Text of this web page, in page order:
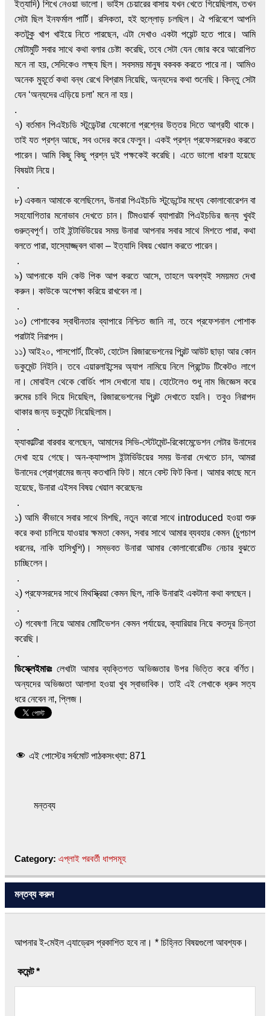
ইত্যাদি) শিখে নেওয়া ভালো। ভাইস চেয়ারের বাসায় যখন খেতে গিয়েছিলাম, তখন
সেটা ছিল ইনফর্মাল পার্টি। রসিকতা, হই হুল্লোড় চলছিল। ঐ পরিবেশে আপনি
কতটুকু খাপ খাইয়ে নিতে পারছেন, এটা দেখাও একটা পয়েন্ট হতে পারে। আমি
মোটামুটি সবার সাথে কথা বলার চেষ্টা করেছি, তবে সেটা যেন জোর করে আরোপিত
মনে না হয়, সেদিকেও লক্ষ্য ছিল। সবসময় মানুষ বকবক করতে পারে না। আমিও
অনেক মুহূর্তে কথা বন্ধ রেখে বিশ্রাম নিয়েছি, অন্যদের কথা শুনেছি। কিন্তু সেটা
যেন ‘অন্যদের এড়িয়ে চলা’ মনে না হয়।
.
৭) বর্তমান পিএইচডি স্টুডেন্টরা যেকোনো প্রশ্নের উত্তর দিতে আগ্রহী থাকে।
তাই যত প্রশ্ন আছে, সব ওদের করে ফেলুন। একই প্রশ্ন প্রফেসরদেরও করতে
পারেন। আমি কিছু কিছু প্রশ্ন দুই পক্ষকেই করেছি। এতে ভালো ধারণা হয়েছে
বিষয়টা নিয়ে।
.
৮) একজন আমাকে বলেছিলেন, উনারা পিএইচডি স্টুডেন্টের মধ্যে কোলাবোরেশন বা
সহযোগিতার মনোভাব দেখতে চান। টিমওয়ার্ক ব্যাপারটা পিএইচডির জন্য খুবই
গুরুত্বপূর্ণ। তাই ইন্টার্ভিউয়ের সময় উনারা আপনার সবার সাথে মিশতে পারা, কথা
বলতে পারা, হাস্যোজ্জ্বল থাকা – ইত্যাদি বিষয় খেয়াল করতে পারেন।
.
৯) আপনাকে যদি কেউ পিক আপ করতে আসে, তাহলে অবশ্যই সময়মত দেখা
করুন। কাউকে অপেক্ষা করিয়ে রাখবেন না।
.
১০) পোশাকের স্বাধীনতার ব্যাপারে নিশ্চিত জানি না, তবে প্রফেশনাল পোশাক
পরাটাই নিরাপদ।
১১) আই২০, পাসপোর্ট, টিকেট, হোটেল রিজারভেশনের প্রিন্ট আউট ছাড়া আর কোন
ডকুমেন্ট নিইনি। তবে এয়ারলাইন্সের অ্যাপ নামিয়ে নিলে প্রিন্টেড টিকেটও লাগে
না। মোবাইল থেকে বোর্ডিং পাস দেখানো যায়। হোটেলেও শুধু নাম জিজ্ঞেস করে
রুমের চাবি দিয়ে দিয়েছিল, রিজারভেশনের প্রিন্ট দেখাতে হয়নি। তবুও নিরাপদ
থাকার জন্য ডকুমেন্ট নিয়েছিলাম।
.
ফ্যাকাল্টিরা বারবার বলেছেন, আমাদের সিভি-স্টেটমেন্ট-রিকোমেন্ডেশন লেটার উনাদের
দেখা হয়ে গেছে। অন-ক্যাম্পাস ইন্টার্ভিউয়ের সময় উনারা দেখতে চান, আমরা
উনাদের প্রোগ্রামের জন্য কতখানি ফিট। মানে বেস্ট ফিট কিনা। আমার কাছে মনে
হয়েছে, উনারা এইসব বিষয় খেয়াল করেছেনঃ
.
১) আমি কীভাবে সবার সাথে মিশছি, নতুন কারো সাথে introduced হওয়া শুরু
করে কথা চালিয়ে যাওয়ার ক্ষমতা কেমন, সবার সাথে আমার ব্যবহার কেমন (চুপচাপ
ধরনের, নাকি হাসিখুশি)। সম্ভবত উনারা আমার কোলাবোরেটিভ নেচার বুঝতে
চাচ্ছিলেন।
.
২) প্রফেসরদের সাথে মিথস্ক্রিয়া কেমন ছিল, নাকি উনারাই একটানা কথা বলছেন।
.
৩) গবেষণা নিয়ে আমার মোটিভেশন কেমন পর্যায়ের, ক্যারিয়ার নিয়ে কতদূর চিন্তা
করেছি।
.
ডিস্ক্লেইমারঃ লেখাটা আমার ব্যক্তিগত অভিজ্ঞতার উপর ভিত্তি করে বর্ণিত।
অন্যদের অভিজ্ঞতা আলাদা হওয়া খুব স্বাভাবিক। তাই এই লেখাকে ধ্রুব সত্য
ধরে নেবেন না, প্লিজ।
এই পোস্টের সর্বমোট পাঠকসংখ্যা: 871
মন্তব্য
Category: এপ্লাই পরবর্তী ধাপসমূহ
মন্তব্য করুন
আপনার ই-মেইল এ্যাড্রেস প্রকাশিত হবে না। * চিহ্নিত বিষয়গুলো আবশ্যক।
কমেন্ট*